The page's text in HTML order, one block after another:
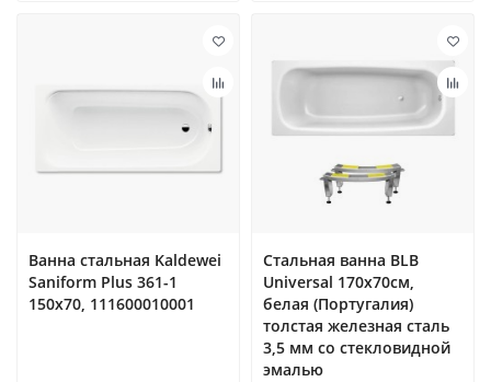
Ванна стальная Kaldewei
Saniform Plus 361-1
150x70, 111600010001
Стальная ванна BLB
Universal 170x70см,
белая (Португалия)
толстая железная сталь
3,5 мм со стекловидной
эмалью